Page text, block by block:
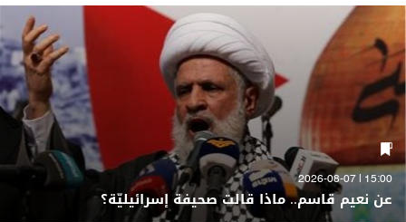
15:00 | 2026-08-07
عن نعيم قاسم.. ماذا قالت صحيفة إسرائيليّة؟